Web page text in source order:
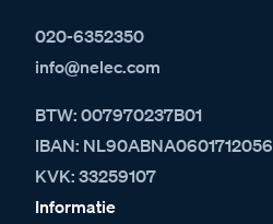
020-6352350
info@nelec.com
BTW: 007970237B01
IBAN: NL90ABNA0601712056
KVK: 33259107
Informatie